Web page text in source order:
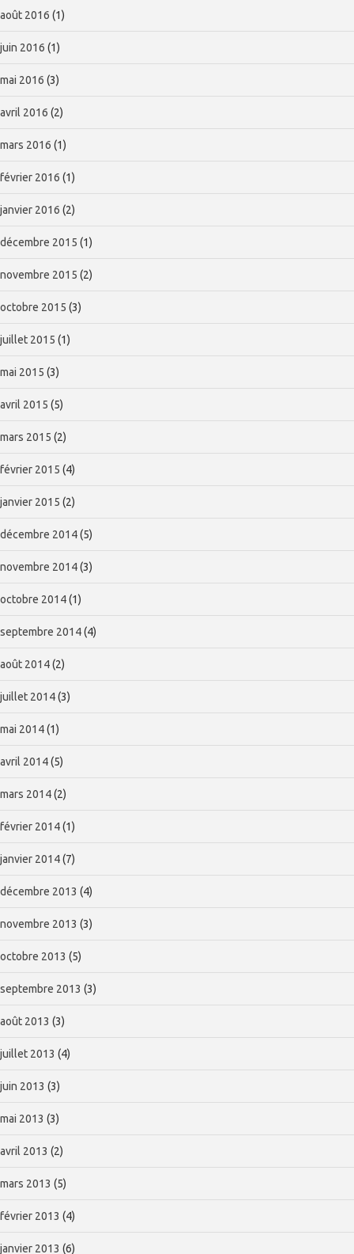
août 2016 (1)
juin 2016 (1)
mai 2016 (3)
avril 2016 (2)
mars 2016 (1)
février 2016 (1)
janvier 2016 (2)
décembre 2015 (1)
novembre 2015 (2)
octobre 2015 (3)
juillet 2015 (1)
mai 2015 (3)
avril 2015 (5)
mars 2015 (2)
février 2015 (4)
janvier 2015 (2)
décembre 2014(5)
novembre 2014(3)
octobre 2014(1)
septembre 2014(4)
août 2014(2)
juillet 2014(3)
mai 2014(1)
avril 2014(5)
mars 2014(2)
février 2014(1)
janvier 2014(7)
décembre 2013 (4)
novembre 2013 (3)
octobre 2013 (5)
septembre 2013 (3)
août 2013 (3)
juillet 2013 (4)
juin 2013 (3)
mai 2013 (3)
avril 2013 (2)
mars 2013 (5)
février 2013 (4)
janvier 2013 (6)